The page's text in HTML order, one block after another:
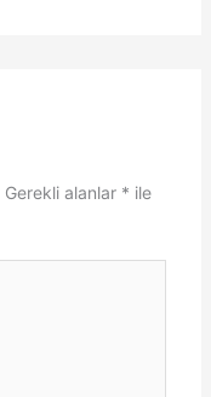
Gerekli alanlar * ile